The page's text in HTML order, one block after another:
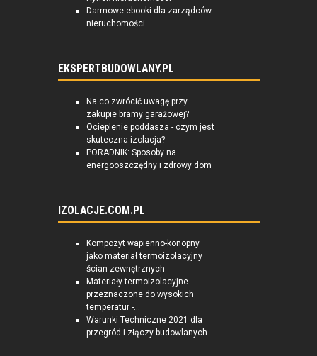
Darmowe ebooki dla zarządców
nieruchomości
EKSPERTBUDOWLANY.PL
Na co zwrócić uwagę przy
zakupie bramy garażowej?
Ocieplenie poddasza - czym jest
skuteczna izolacja?
PORADNIK: Sposoby na
energooszczędny i zdrowy dom
IZOLACJE.COM.PL
Kompozyt wapienno-konopny
jako materiał termoizolacyjny
ścian zewnętrznych
Materiały termoizolacyjne
przeznaczone do wysokich
temperatur -...
Warunki Techniczne 2021 dla
przegród i złączy budowlanych